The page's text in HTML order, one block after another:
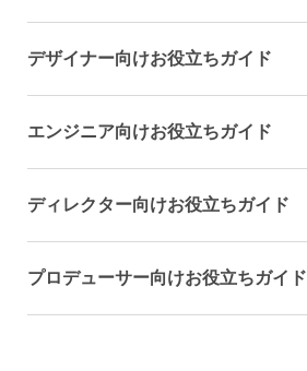
デザイナー向けお役立ちガイド
エンジニア向けお役立ちガイド
ディレクター向けお役立ちガイド
プロデューサー向けお役立ちガイド